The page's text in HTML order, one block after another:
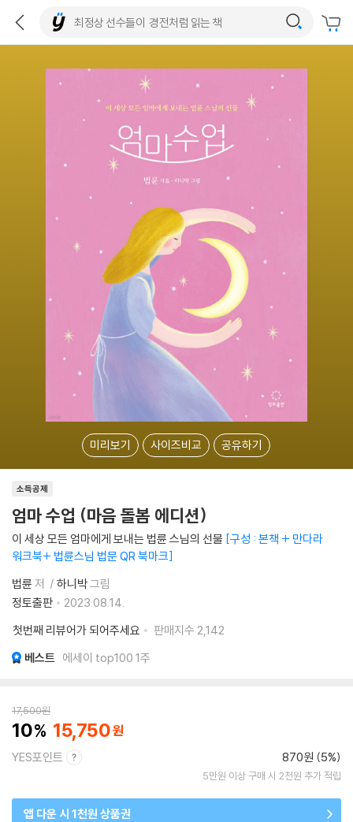
미리보기 사이즈비교 공유하기
소득공제
엄마 수업 (마음 돌봄 에디션)
이 세상 모든 엄마에게 보내는 법륜 스님의 선물 구성 : 본책 + 만다라
워크북+ 법륜스님 법문 QR 북마크
법륜 저 하니박그림
정토출판
2023.08.14.
첫번째 리뷰어가 되어주세요
판매지수 2,142
베스트 에세이 top100 1주
17,500원
10 15,750
YES포인트 870원 (5%)
5만원 이상 구매 시 2천원 추가 적립
앱 다운 시 1천원 상품권